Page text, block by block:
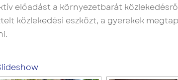
előadást a környezetbarát
közlekedési eszközt, a gyerekek